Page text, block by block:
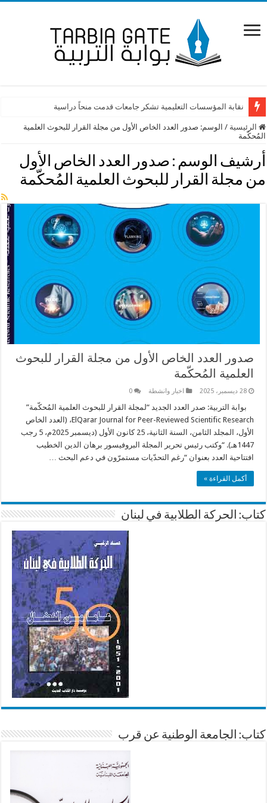
نقابة المؤسسات التعليمية تشكر جامعات قدمت منحاً دراسية
الرئيسية / الوسم: صدور العدد الخاص الأول من مجلة القرار للبحوث العلمية
المُحكّمة
أرشيف الوسم : صدور العدد الخاص الأول
من مجلة القرار للبحوث العلمية المُحكّمة
صدور العدد الخاص الأول من مجلة القرار للبحوث
العلمية المُحكّمة
28 ديسمبر، 2025 اخبار وانشطة 0
بوابة التربية: صدر العدد الجديد “لمجلة القرار للبحوث العلمية المُحكّمة”
ElQarar Journal for Peer-Reviewed Scientific Research، (العدد الخاص
الأول، المجلد الثامن، السنة الثانية، 25 كانون الأول (ديسمبر 2025م، 5 رجب
1447هـ). “وكتب رئيس تحرير المجلة البروفيسور برهان الدين الخطيب
افتتاحية العدد بعنوان “رغم التحدّيات مستمرّون في دعم البحث …
أكمل القراءة »
كتاب: الحركة الطلابية في لبنان
كتاب: الجامعة الوطنية عن قرب